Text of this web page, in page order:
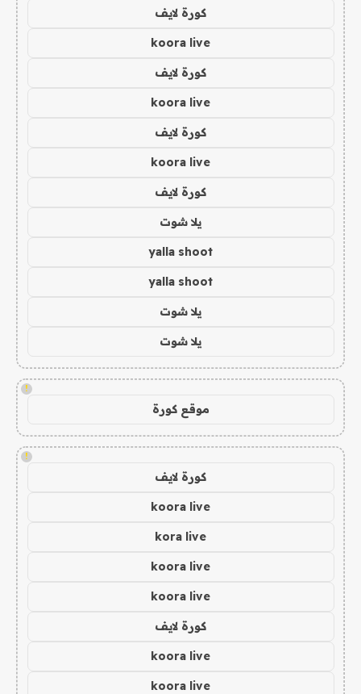
كورة لايف
koora live
كورة لايف
koora live
كورة لايف
koora live
كورة لايف
يلا شوت
yalla shoot
yalla shoot
يلا شوت
يلا شوت
!
موقع كورة
!
كورة لايف
koora live
kora live
koora live
koora live
كورة لايف
koora live
koora live